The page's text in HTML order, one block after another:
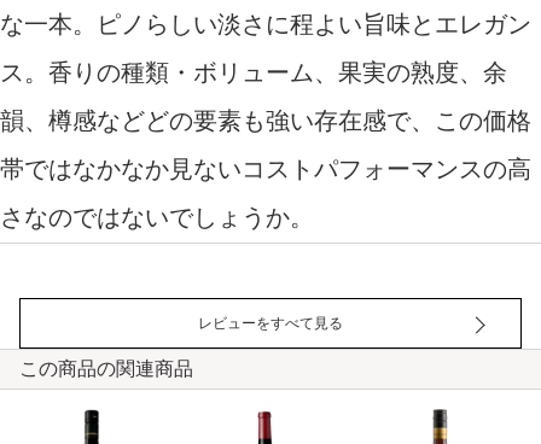
な一本。ピノらしい淡さに程よい旨味とエレガン
ス。香りの種類・ボリューム、果実の熟度、余
韻、樽感などどの要素も強い存在感で、この価格
帯ではなかなか見ないコストパフォーマンスの高
さなのではないでしょうか。
レビューをすべて見る
この商品の関連商品